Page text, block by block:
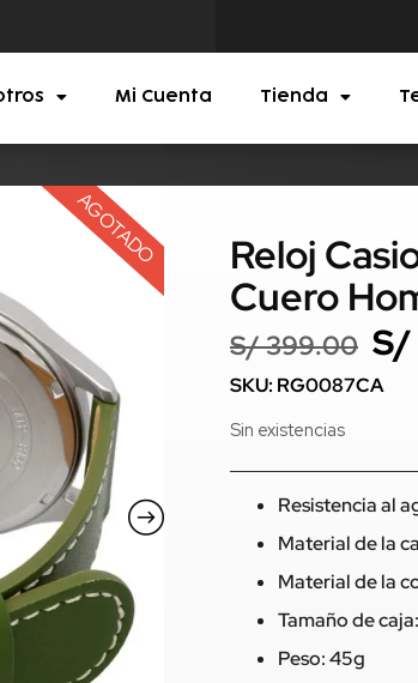
Mi Cuenta Tienda
AGOTADO
Reloj
Cuero
S/399.00 S/
SKU: RG0087CA
Sin existencias
Resistencia al
Material de la
Material de la
Tamaño de
Peso: 45g